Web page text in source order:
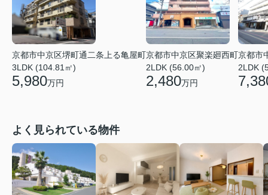
京都市中京区堺町通二条上る亀屋町
3LDK (104.81㎡)
5,980万円
京都市中京区聚楽廻西町
2LDK (56.00㎡)
2,480万円
京都市
2LDK
よく見られている物件